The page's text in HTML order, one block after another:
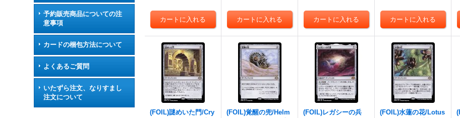
予約販売商品についての注
意事項
カードの梱包方法について
よくあるご質問
いたずら注文、なりすまし
注文について
(FOIL)謎めいた門/Cry
(FOIL)覚醒の兜/Helm
(FOIL)レガシーの兵
(FOIL)水蓮の花/Lotus